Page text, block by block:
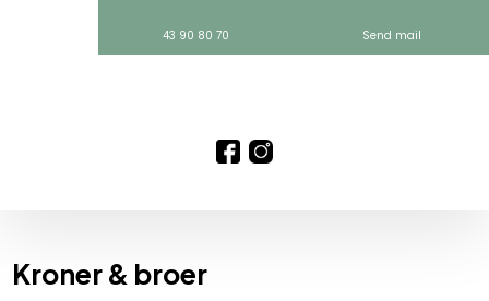
43 90 80 70 Send mail
Kroner​ & broer